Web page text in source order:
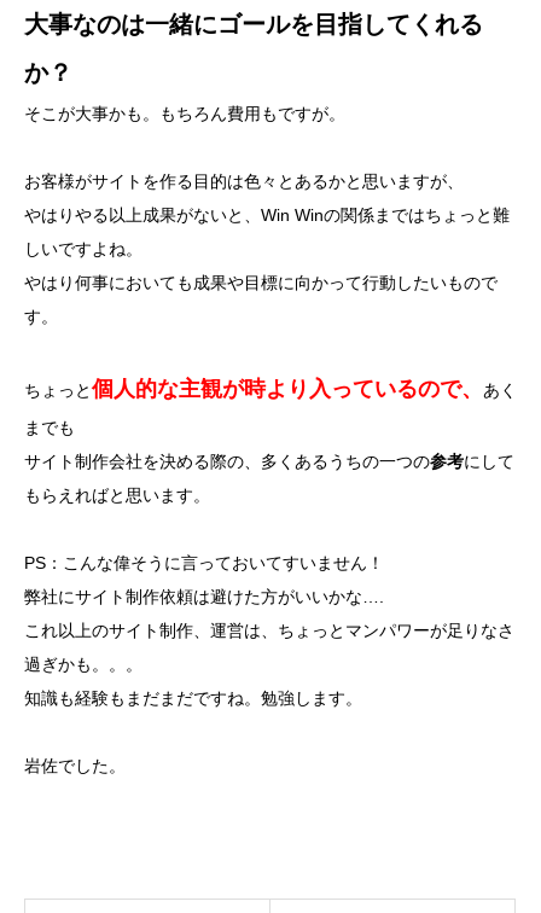
大事なのは一緒にゴールを目指してくれる
か？
そこが大事かも。もちろん費用もですが。
お客様がサイトを作る目的は色々とあるかと思いますが、
やはりやる以上成果がないと、Win Winの関係まではちょっと難
しいですよね。
やはり何事においても成果や目標に向かって行動したいもので
す。
ちょっと個人的な主観が時より入っているので、
あく
までも
サイト制作会社を決める際の、多くあるうちの一つの参考にして
もらえればと思います。
PS：こんな偉そうに言っておいてすいません！
弊社にサイト制作依頼は避けた方がいいかな….
これ以上のサイト制作、運営は、ちょっとマンパワーが足りなさ
過ぎかも。。。
知識も経験もまだまだですね。勉強します。
岩佐でした。